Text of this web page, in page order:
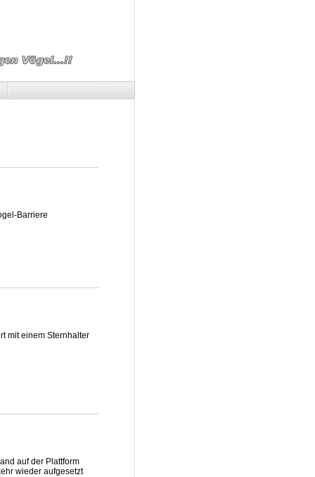
Barriere
mit einem Sternhalter
auf der Plattform
wieder aufgesetzt